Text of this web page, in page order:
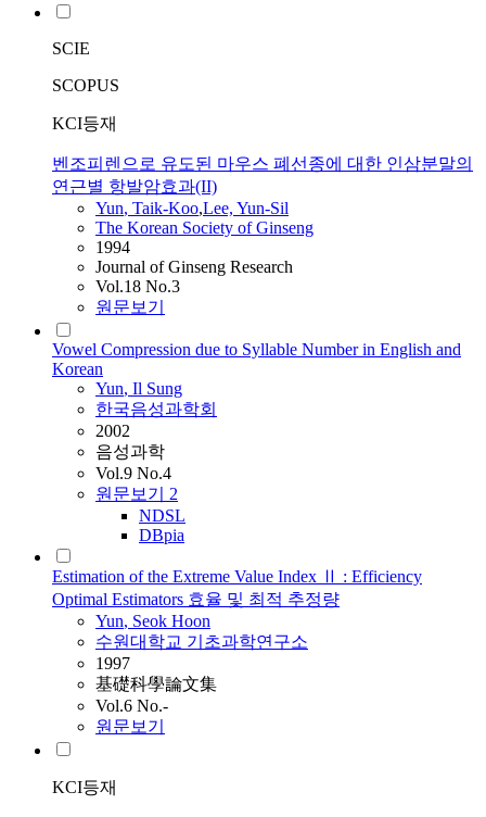
SCIE
SCOPUS
KCI등재
벤조피렌으로 유도된 마우스 폐선종에 대한 인삼분말의
연근별 항발암효과(II)
Yun, Taik-Koo,Lee, Yun-Sil
The Korean Society of Ginseng
1994
Journal of Ginseng Research
Vol.18 No.3
원문보기
Vowel Compression due to Syllable Number in English and
Korean
Yun, Il Sung
한국음성과학회
2002
음성과학
Vol.9 No.4
원문보기 2
NDSL
DBpia
Estimation of the Extreme Value Index Ⅱ : Efficiency
Optimal Estimators 효율 및 최적 추정량
Yun, Seok Hoon
수원대학교 기초과학연구소
1997
基礎科學論文集
Vol.6 No.-
원문보기
KCI등재